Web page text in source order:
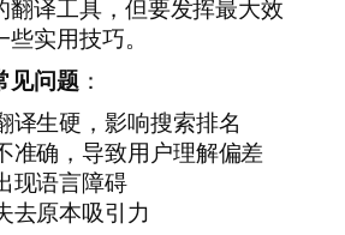
翻译工具，但要发挥最大效
实用技巧。
见问题 ：
译生硬，影响搜索排名
准确，导致用户理解偏差
现语言障碍
去原本吸引力